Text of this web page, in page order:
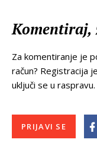
Komentiraj,
Za komentiranje je
račun? Registracija
uključi se u raspravu.
PRIJAVI SE